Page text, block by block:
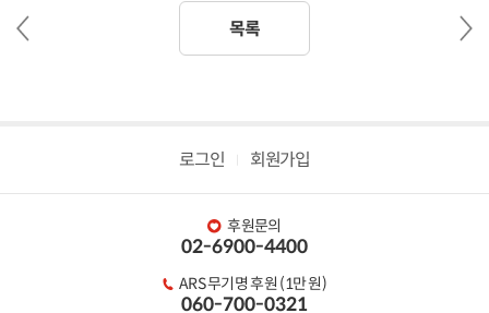
목록
로그인 회원가입
후원문의
02-6900-4400
ARS 무기명 후원 (1만 원)
060-700-0321